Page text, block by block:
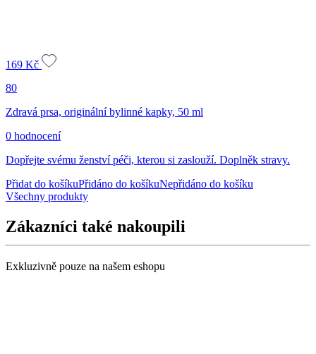
169 Kč
80
Zdravá prsa, originální bylinné kapky, 50 ml
0 hodnocení
Dopřejte svému ženství péči, kterou si zaslouží. Doplněk stravy.
Přidat do košíkuPřidáno do košíkuNepřidáno do košíku
Všechny produkty
Zákazníci také nakoupili
Exkluzivně pouze na našem eshopu